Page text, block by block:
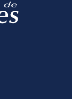
Facebook
compte
la chaîne